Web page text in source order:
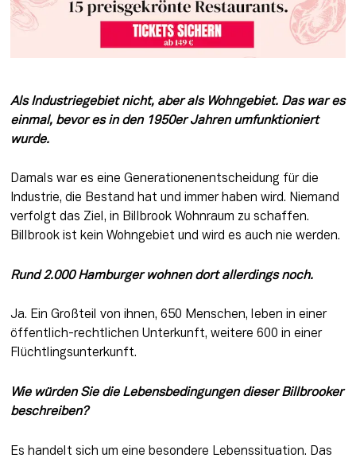
Als Industriegebiet nicht, aber als Wohngebiet. Das war es
einmal, bevor es in den 1950er Jahren umfunktioniert
wurde.
Damals war es eine Generationenentscheidung für die
Industrie, die Bestand hat und immer haben wird. Niemand
verfolgt das Ziel, in Billbrook Wohnraum zu schaffen.
Billbrook ist kein Wohngebiet und wird es auch nie werden.
Rund 2.000 Hamburger wohnen dort allerdings noch.
Ja. Ein Großteil von ihnen, 650 Menschen, leben in einer
öffentlich-rechtlichen Unterkunft, weitere 600 in einer
Flüchtlingsunterkunft.
Wie würden Sie die Lebensbedingungen dieser Billbrooker
beschreiben?
Es handelt sich um eine besondere Lebenssituation. Das